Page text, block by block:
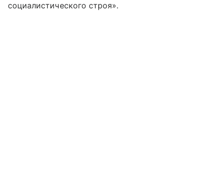
социалистического строя».